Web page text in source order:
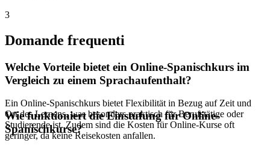
3
Domande frequenti
Welche Vorteile bietet ein Online-Spanischkurs im
Vergleich zu einem Sprachaufenthalt?
Ein Online-Spanischkurs bietet Flexibilität in Bezug auf Zeit und
Ort des Lernens, was besonders praktisch für Berufstätige oder
Studierende ist. Zudem sind die Kosten für Online-Kurse oft
geringer, da keine Reisekosten anfallen.
Wie funktioniert die Einstufung für Online-
Spanischkurse?